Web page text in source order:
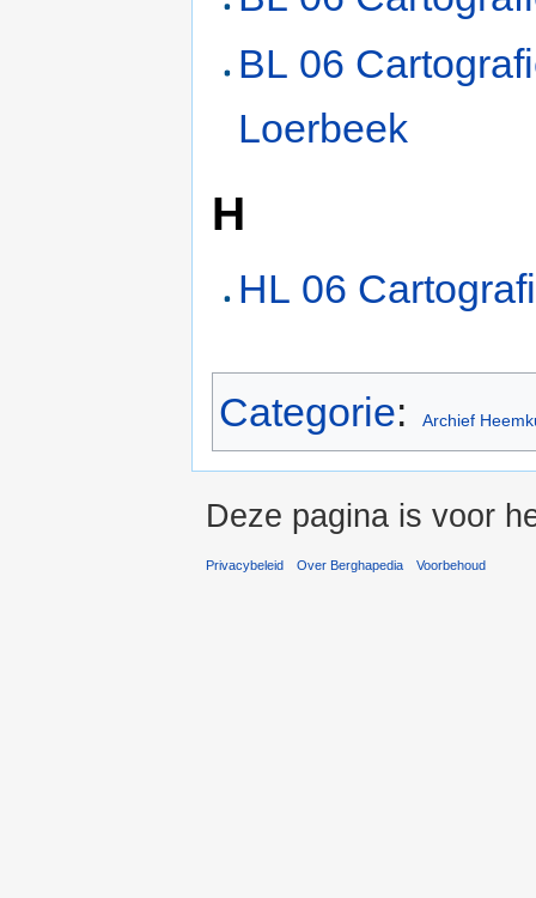
BL 06
Loerbeek
H
HL 06
Categorie: Archief
Deze pagina is voor
Privacybeleid Over Berghapedia Voorbehoud